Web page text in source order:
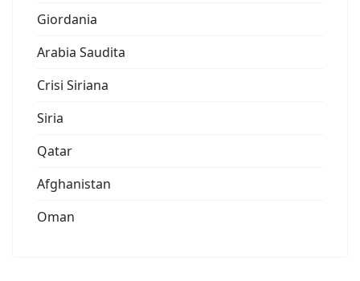
Giordania
Arabia Saudita
Crisi Siriana
Siria
Qatar
Afghanistan
Oman